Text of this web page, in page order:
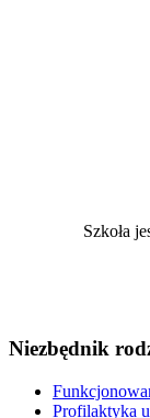
Szkoła
Niezbędnik
Profilaktyka